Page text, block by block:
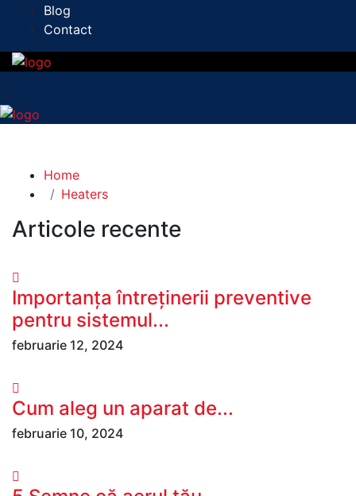
Blog
Contact
Home
Heaters
Articole recente
Importanța întreținerii preventive
pentru sistemul...
februarie 12, 2024
Cum aleg un aparat de...
februarie 10, 2024